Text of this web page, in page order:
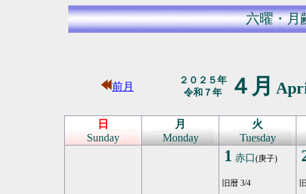
六曜・月
前月
２０２５年
令和７年
４月
日
Sunday
月
Monday
火
Tuesday
1 赤口(庚子)
旧暦 3/4